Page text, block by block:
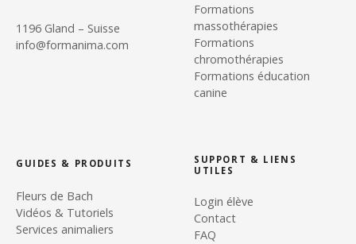
1196 Gland – Suisse
info@formanima.com
Formations
massothérapies
Formations
chromothérapies
Formations éducation
canine
GUIDES & PRODUITS
Fleurs de Bach
Vidéos & Tutoriels
Services animaliers
SUPPORT & LIENS
UTILES
Login élève
Contact
FAQ